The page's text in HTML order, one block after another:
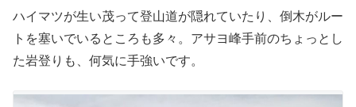
ハイマツが生い茂って登山道が隠れていたり、倒木がルー
トを塞いでいるところも多々。アサヨ峰手前のちょっとし
た岩登りも、何気に手強いです。